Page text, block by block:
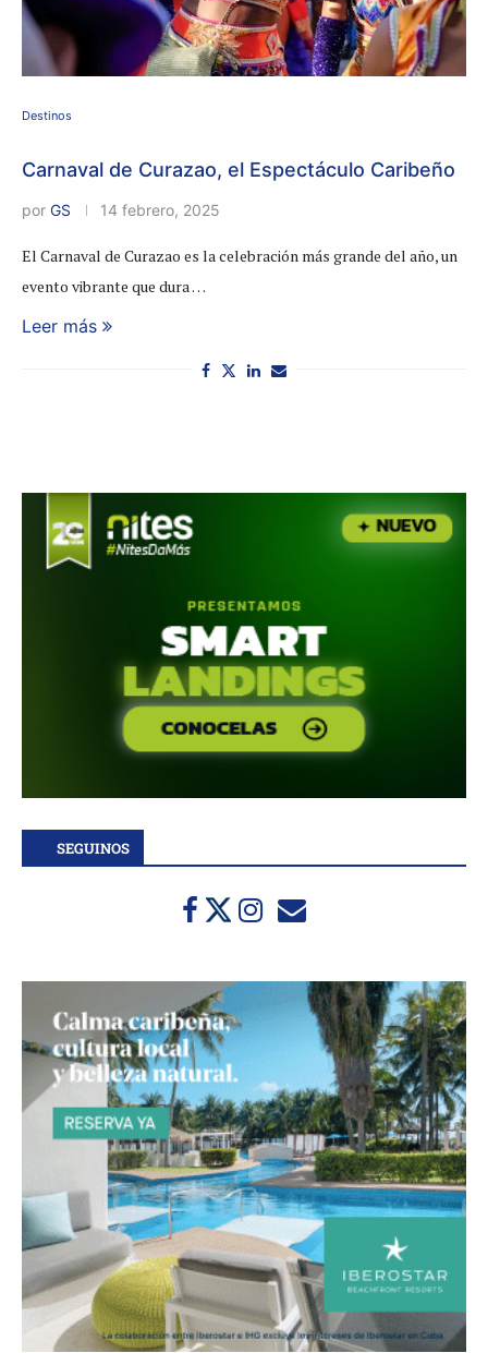
Destinos
Carnaval de Curazao, el Espectáculo Caribeño
por GS 14 febrero, 2025
El Carnaval de Curazao es la celebración más grande del año, un
evento vibrante que dura …
Leer más
SEGUINOS